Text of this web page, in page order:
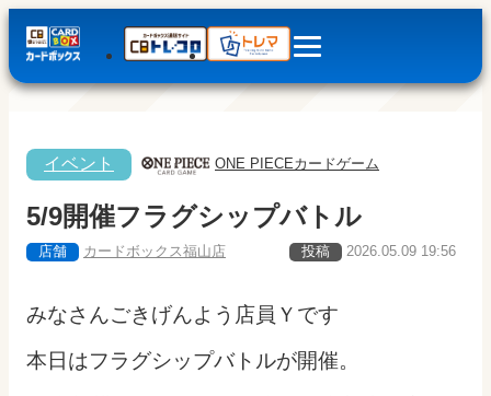
イベント ONE PIECEカードゲーム
5/9開催フラグシップバトル
店舗 カードボックス福山店 投稿 2026.05.09 19:56
みなさんごきげんよう店員Ｙです
本日はフラグシップバトルが開催。